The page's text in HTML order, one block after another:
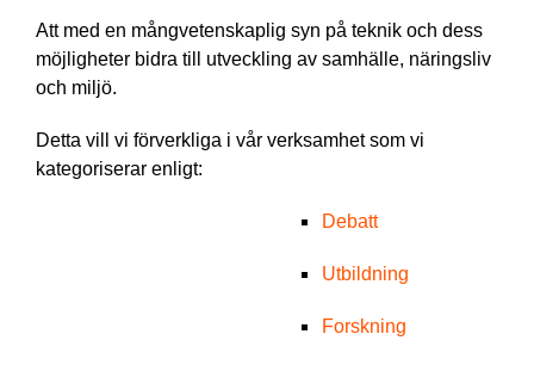
Att med en mångvetenskaplig syn på teknik och dess
möjligheter bidra till utveckling av samhälle, näringsliv
och miljö.
Detta vill vi förverkliga i vår verksamhet som vi
kategoriserar enligt:
Debatt
Utbildning
Forskning